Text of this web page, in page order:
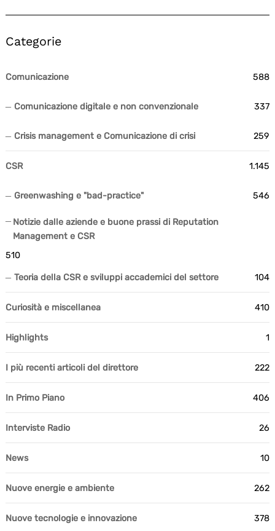
Categorie
Comunicazione 588
Comunicazione digitale e non convenzionale 337
Crisis management e Comunicazione di crisi 259
CSR 1.145
Greenwashing e "bad-practice" 546
Notizie dalle aziende e buone prassi di Reputation
Management e CSR
510
Teoria della CSR e sviluppi accademici del settore 104
Curiosità e miscellanea 410
Highlights 1
I più recenti articoli del direttore 222
In Primo Piano 406
Interviste Radio 26
News 10
Nuove energie e ambiente 262
Nuove tecnologie e innovazione 378